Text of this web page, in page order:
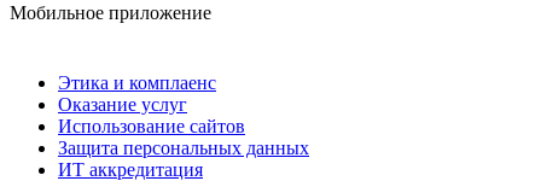
Мобильное приложение
Этика и комплаенс
Оказание услуг
Использование сайтов
Защита персональных данных
ИТ аккредитация